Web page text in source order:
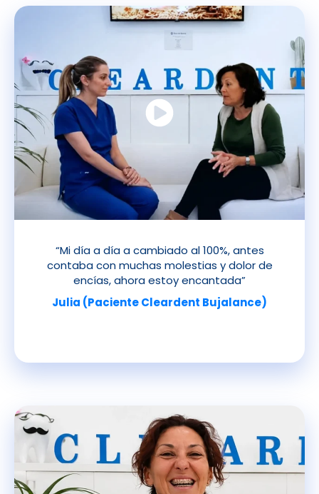
“Mi día a día a cambiado al 100%, antes
contaba con muchas molestias y dolor de
encías, ahora estoy encantada”
Julia (Paciente Cleardent Bujalance)